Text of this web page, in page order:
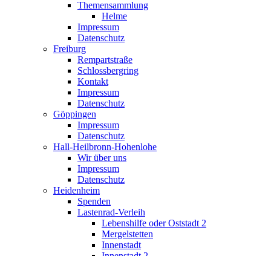
Themensammlung
Helme
Impressum
Datenschutz
Freiburg
Rempartstraße
Schlossbergring
Kontakt
Impressum
Datenschutz
Göppingen
Impressum
Datenschutz
Hall-Heilbronn-Hohenlohe
Wir über uns
Impressum
Datenschutz
Heidenheim
Spenden
Lastenrad-Verleih
Lebenshilfe oder Oststadt 2
Mergelstetten
Innenstadt